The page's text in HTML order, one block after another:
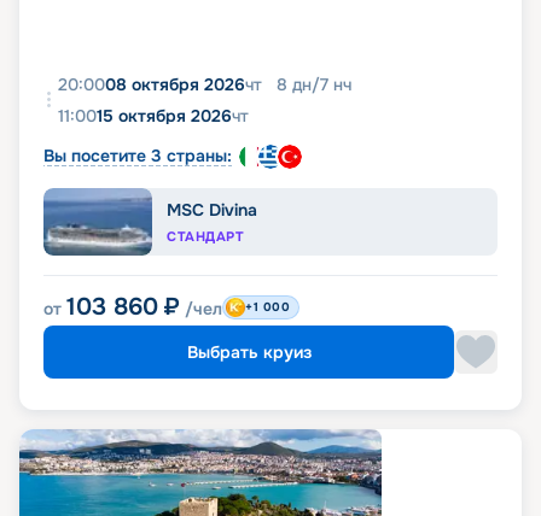
20:0008 октября 2026чт 8 дн/7 нч
11:0015 октября 2026чт
Вы посетите 3 страны:
MSC Divina
СТАНДАРТ
от 103 860 ₽ /чел +1 000
Выбрать круиз